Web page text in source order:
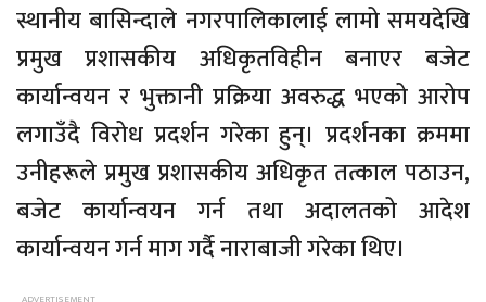
स्थानीय बासिन्दाले नगरपालिकालाई लामो समयदेखि
प्रमुख प्रशासकीय अधिकृतविहीन बनाएर बजेट
कार्यान्वयन र भुक्तानी प्रक्रिया अवरुद्ध भएको आरोप
लगाउँदै विरोध प्रदर्शन गरेका हुन्। प्रदर्शनका क्रममा
उनीहरूले प्रमुख प्रशासकीय अधिकृत तत्काल पठाउन,
बजेट कार्यान्वयन गर्न तथा अदालतको आदेश
कार्यान्वयन गर्न माग गर्दै नाराबाजी गरेका थिए।